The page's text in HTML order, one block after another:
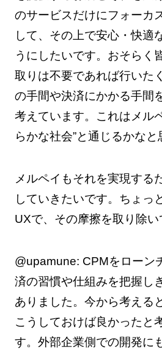
のサービスだけにフォーカ
して、その上で安心・快適
うにしたいです。おそらく
取りは不要であれば行いた
の手間や決済にかかる手間
考えています。これはメル
らかな社会”と通じるかなと
メルペイもそれを実現する
していきたいです。ちょっ
UXで、その摩擦を取り除い
@upamune: CPMをローン
済の習慣や仕組みを把握し
ありました。今から考える
こうしておけば良かったと
す。外部企業側での開発に